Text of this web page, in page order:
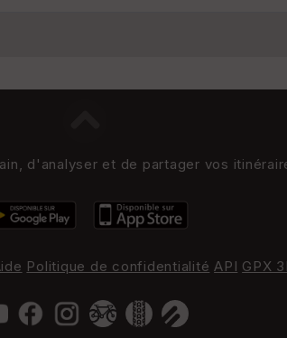
d'analyser et de partager vos
Politique de confidentialité API GPX